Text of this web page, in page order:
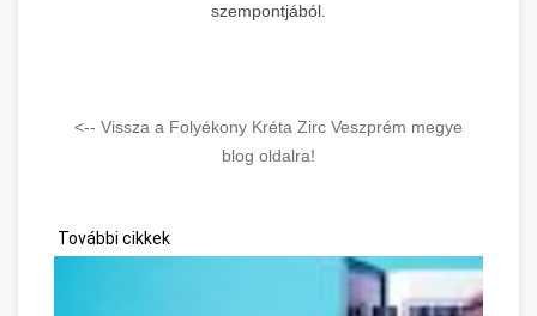
szempontjából.
<-- Vissza a Folyékony Kréta Zirc Veszprém megye
blog oldalra!
További cikkek